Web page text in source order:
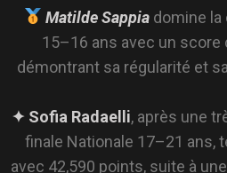
15–16 ans avec un score
démontrant sa régularité et
finale Nationale 17–21 ans,
avec 42,590 points, suite à
touche.